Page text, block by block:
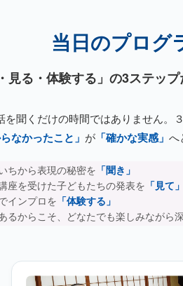
当日のプログ
見る・体験する」の3ステッ
聞くだけの時間ではありません。
なかったこと」 が「確かな実感」 へ
ちから表現の秘密を 「聞き」
座を受けた子どもたちの発表を 「見て」
インプロを 「体験する」
るからこそ、どなたでも楽しみながら